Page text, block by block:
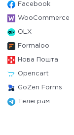
Facebook
WooCommerce
OLX
Formaloo
Нова Пошта
Opencart
GoZen Forms
Телеграм